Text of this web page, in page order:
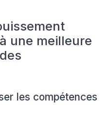
une meilleure
les compétences